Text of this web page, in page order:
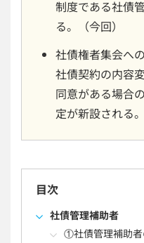
制度である社債
る。（今回）
社債権者集会へ
社債契約の内容
同意がある場合
定が新設される
目次
社債管理補助者
①社債管理補助者